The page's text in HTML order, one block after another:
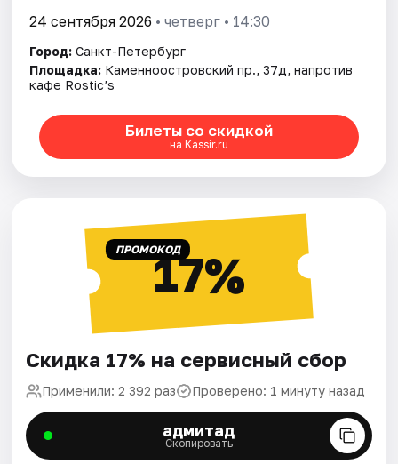
24 сентября 2026 • четверг • 14:30
Город: Санкт-Петербург
Площадка: Каменноостровский пр., 37д, напротив
кафе Rostic’s
Билеты со скидкой
на Kassir.ru
ПРОМОКОД17%
Скидка 17% на сервисный сбор
Применили: 2 392 раз Проверено: 1 минуту назад
адмитад
Скопировать